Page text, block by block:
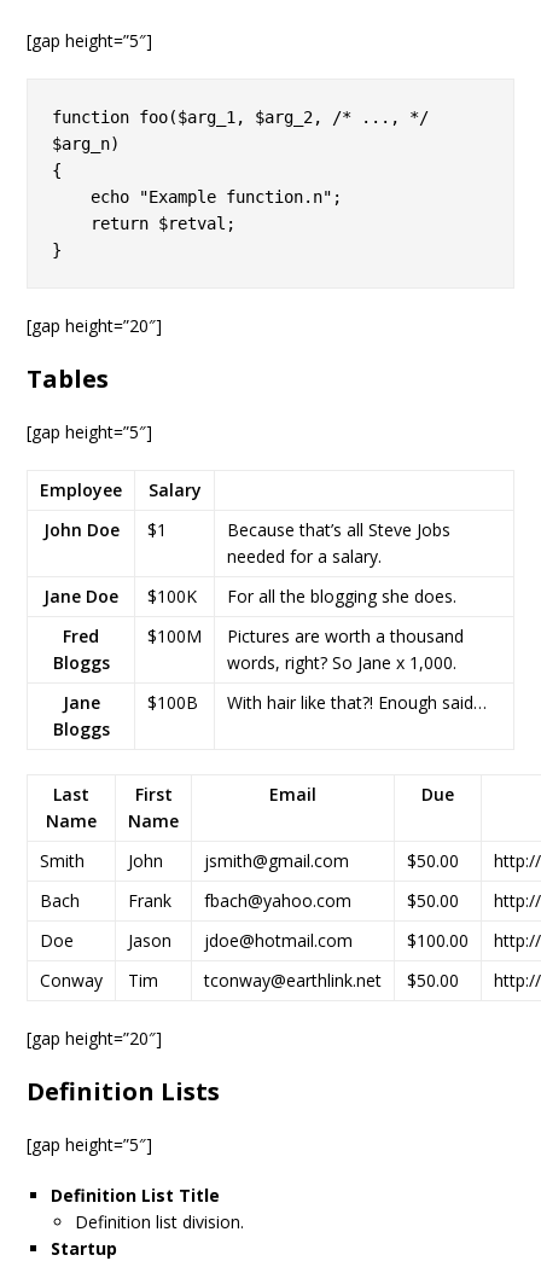
[gap height=”5″]
function foo($arg_1, $arg_2, /* ..., */
$arg_n)
{
[gap height=”20″]
Tables
[gap height=”5″]
Employee
Salary
John Doe
$1
Because that’s all Steve Jobs
needed for a salary.
Jane Doe
$100K
For all the blogging she does.
Fred
Bloggs
$100M
Pictures are worth a thousand
words, right? So Jane x 1,000.
Jane
Bloggs
$100B With hair like that?! Enough said…
Last
Name
First
Name
Email Due
Smith John jsmith@gmail.com $50.00
Bach
Frank fbach@yahoo.com $50.00
Doe
Jason jdoe@hotmail.com $100.00
Conway
Tim tconway@earthlink.net $50.00
[gap height=”20″]
Definition Lists
[gap height=”5″]
Definition List Title
Definition list division.
Startup